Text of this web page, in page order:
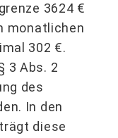
3624 €
monatlichen
302 €.
3 Abs. 2
des
In den
diese